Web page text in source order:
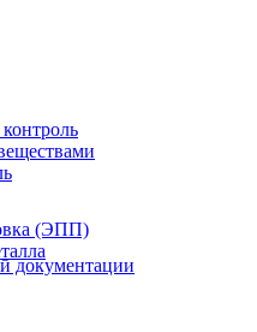
(ЭПП)
документации